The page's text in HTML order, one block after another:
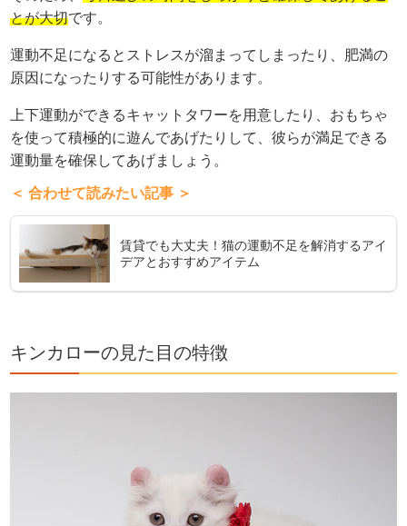
とが大切です。
運動不足になるとストレスが溜まってしまったり、肥満の
原因になったりする可能性があります。
上下運動ができるキャットタワーを用意したり、おもちゃ
を使って積極的に遊んであげたりして、彼らが満足できる
運動量を確保してあげましょう。
＜ 合わせて読みたい記事 ＞
賃貸でも大丈夫！猫の運動不足を解消するアイ
デアとおすすめアイテム
キンカローの見た目の特徴